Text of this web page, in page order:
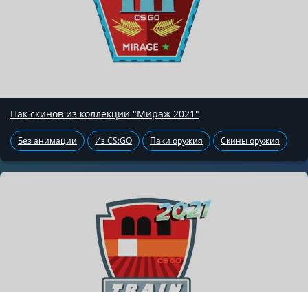
Пак скинов из коллекции "Мираж 2021"
Без анимации Из CS:GO Паки оружия Скины оружия